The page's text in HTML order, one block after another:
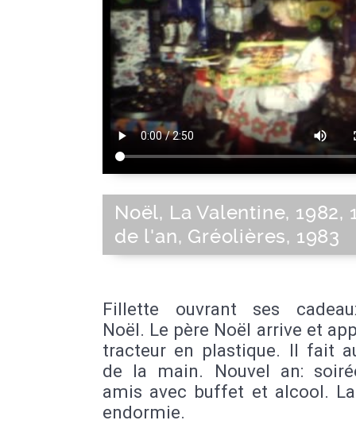
Noël, La Valentine, 1982,
de l'an, Gréolières, 1983
Fillette ouvrant ses
Noël. Le père Noël arrive et
tracteur en plastique. Il fait
de la main. Nouvel an:
amis avec buffet et alcool.
endormie.